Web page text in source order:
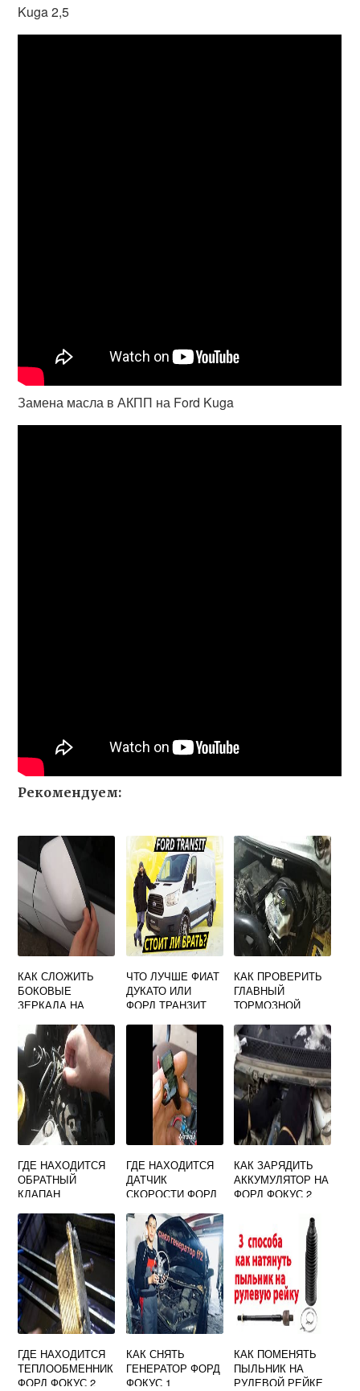
Kuga 2,5
Замена масла в АКПП на Ford Kuga
Рекомендуем:
КАК СЛОЖИТЬ
БОКОВЫЕ
ЗЕРКАЛА НА
ЧТО ЛУЧШЕ ФИАТ
ДУКАТО ИЛИ
ФОРД ТРАНЗИТ
КАК ПРОВЕРИТЬ
ГЛАВНЫЙ
ТОРМОЗНОЙ
ФОКУС 2
ГДЕ НАХОДИТСЯ
ОБРАТНЫЙ
КЛАПАН
СИСТЕМЫ НА
ФОРД ФОКУС 2
ГДЕ НАХОДИТСЯ
ДАТЧИК
СКОРОСТИ ФОРД
КАК ЗАРЯДИТЬ
АККУМУЛЯТОР НА
ФОРД ФОКУС 2
ГДЕ НАХОДИТСЯ
ТЕПЛООБМЕННИК
ФОРД ФОКУС 2
КАК СНЯТЬ
ГЕНЕРАТОР ФОРД
ФОКУС 1
КАК ПОМЕНЯТЬ
ПЫЛЬНИК НА
РУЛЕВОЙ РЕЙКЕ